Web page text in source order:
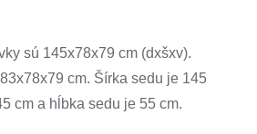
sú 145x78x79 cm (dxšxv).
cm. Šírka sedu je 145
cm a hĺbka sedu je 55 cm.